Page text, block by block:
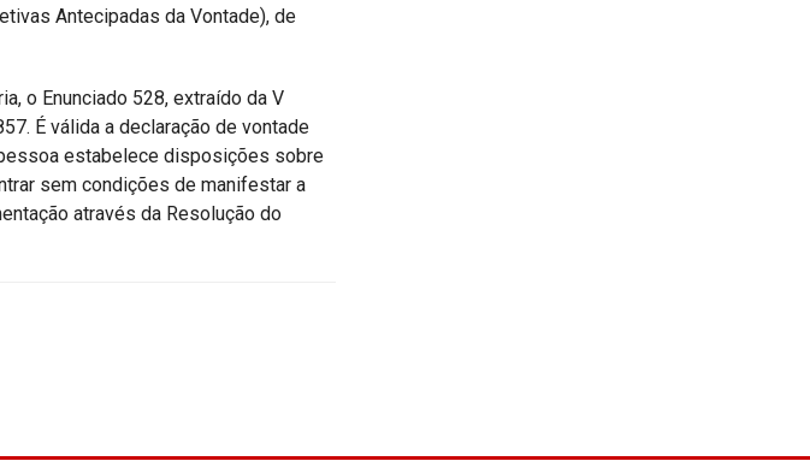
Antecipadas da Vontade), de
o Enunciado 528, extraído da V
É válida a declaração de vontade
estabelece disposições sobre
sem condições de manifestar a
através da Resolução do